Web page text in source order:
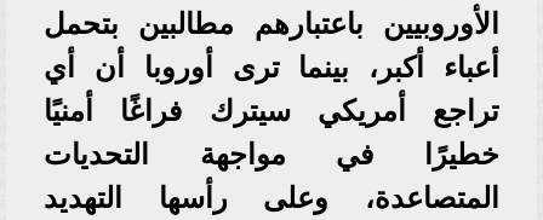
الأوروبيين باعتبارهم مطالبين بتحمل
أعباء أكبر، بينما ترى أوروبا أن أي
تراجع أمريكي سيترك فراغًا أمنيًا
خطيرًا في مواجهة التحديات
المتصاعدة، وعلى رأسها التهديد